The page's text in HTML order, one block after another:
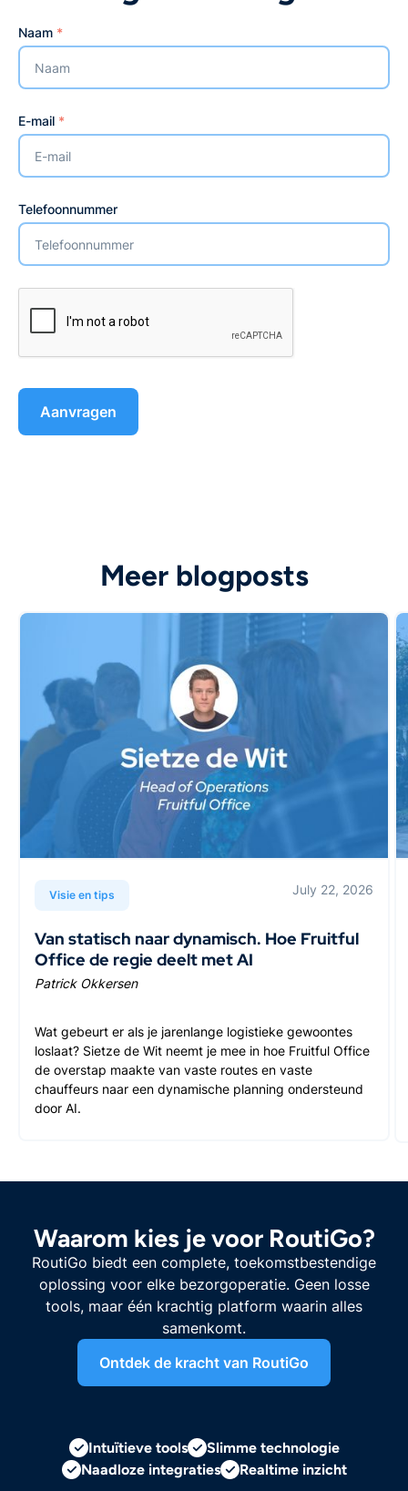
Naam *
E-mail *
Telefoonnummer
Meer blogposts
Visie en tips July 22, 2026
Van statisch naar dynamisch. Hoe Fruitful
Office de regie deelt met AI
Patrick Okkersen
Wat gebeurt er als je jarenlange logistieke gewoontes
loslaat? Sietze de Wit neemt je mee in hoe Fruitful Office
de overstap maakte van vaste routes en vaste
chauffeurs naar een dynamische planning ondersteund
door AI.
Waarom kies je voor RoutiGo?
RoutiGo biedt een complete, toekomstbestendige
oplossing voor elke bezorgoperatie. Geen losse
tools, maar één krachtig platform waarin alles
samenkomt.
Ontdek de kracht van RoutiGo
Intuïtieve tools
Slimme technologie
Naadloze integraties
Realtime inzicht